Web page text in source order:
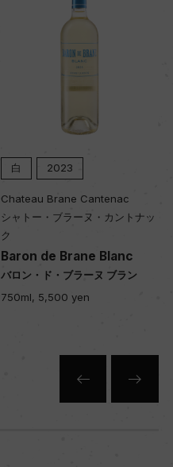
白 2023
Chateau Brane Cantenac
シャトー・ブラーヌ・カントナッ
ク
Baron de Brane Blanc
バロン・ド・ブラーヌ ブラン
750ml, 5,500 yen